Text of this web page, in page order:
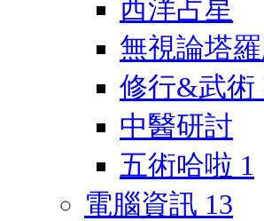
西洋占星
無視論塔
修行&武術
中醫研討
五術哈啦 1
電腦資訊 13